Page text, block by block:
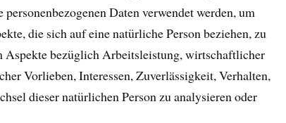
personenbezogenen Daten verwendet werden, um
die sich auf eine natürliche Person beziehen, zu
Aspekte bezüglich Arbeitsleistung, wirtschaftlicher
Vorlieben, Interessen, Zuverlässigkeit, Verhalten,
dieser natürlichen Person zu analysieren oder